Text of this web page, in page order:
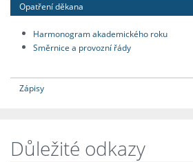
Opatření děkana
Harmonogram akademického roku
Směrnice a provozní řády
Zápisy
Důležité odkazy